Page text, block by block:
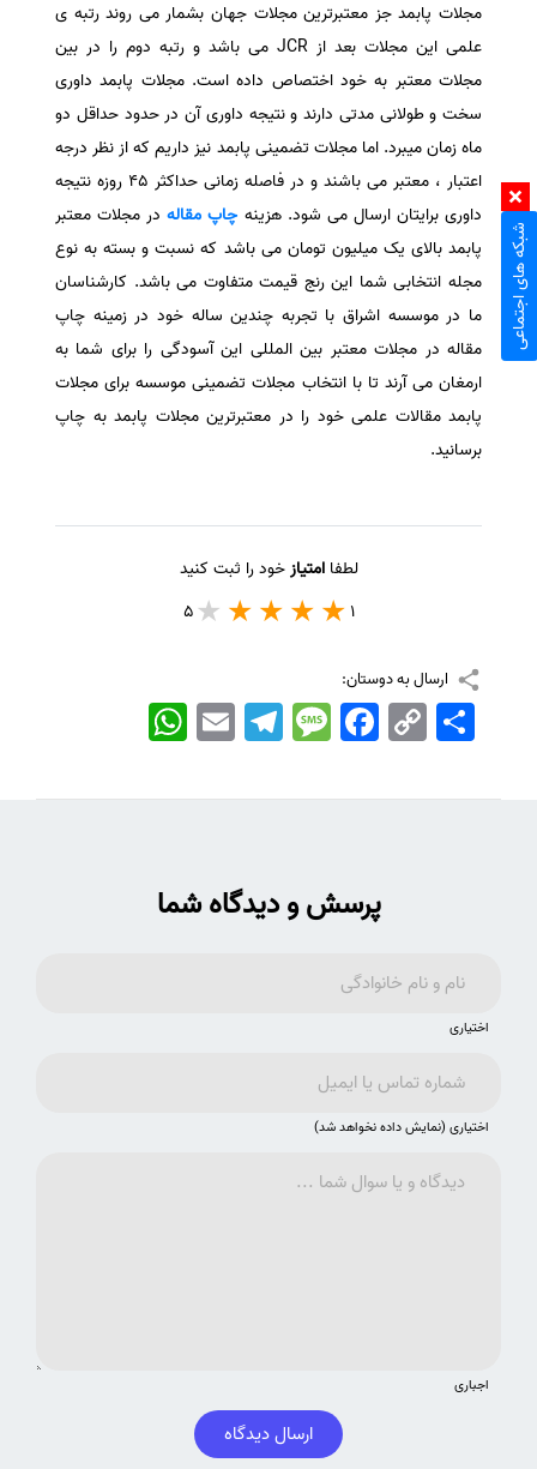
مجلات پابمد جز معتبرترین مجلات جهان بشمار می روند رتبه ی
علمی این مجلات بعد از JCR می باشد و رتبه دوم را در بین
مجلات معتبر به خود اختصاص داده است. مجلات پابمد داوری
سخت و طولانی مدتی دارند و نتیجه داوری آن در حدود حداقل دو
ماه زمان میبرد. اما مجلات تضمینی پابمد نیز داریم که از نظر درجه
اعتبار ، معتبر می باشند و در فاصله زمانی حداکثر 45 روزه نتیجه
داوری برایتان ارسال می شود. هزینه چاپ مقاله در مجلات معتبر
پابمد بالای یک میلیون تومان می باشد که نسبت و بسته به نوع
مجله انتخابی شما این رنج قیمت متفاوت می باشد. کارشناسان
ما در موسسه اشراق با تجربه چندین ساله خود در زمینه چاپ
مقاله در مجلات معتبر بین المللی این آسودگی را برای شما به
ارمغان می آرند تا با انتخاب مجلات تضمینی موسسه برای مجلات
پابمد مقالات علمی خود را در معتبرترین مجلات پابمد به چاپ
برسانید.
لطفاامتیازخود را ثبت کنید
1
5
ارسال به دوستان:
WhatsApp EmailTelegramMessageFacebook Copy
Link
اشتراک
پرسش و دیدگاه شما
اختیاری
اختیاری (نمایش داده نخواهد شد)
اجباری
ارسال دیدگاه
شبکه های اجتماعی